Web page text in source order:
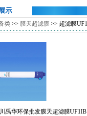
示
类 >> 膜天超滤膜 >> 超滤膜
禹华环保批发膜天超滤膜